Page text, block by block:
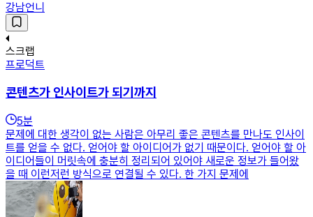
강남언니
스크랩
프로덕트
콘텐츠가 인사이트가 되기까지
5분
문제에 대한 생각이 없는 사람은 아무리 좋은 콘텐츠를 만나도 인사이
트를 얻을 수 없다. 얻어야 할 아이디어가 없기 때문이다. 얻어야 할 아
이디어들이 머릿속에 충분히 정리되어 있어야 새로운 정보가 들어왔
을 때 이런저런 방식으로 연결될 수 있다. 한 가지 문제에